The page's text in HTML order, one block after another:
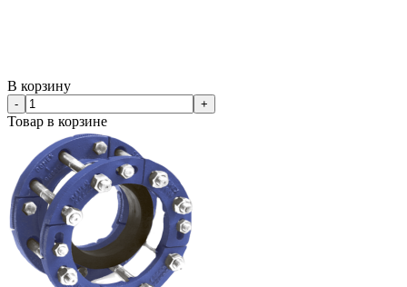
В корзину
- +
Товар в корзине